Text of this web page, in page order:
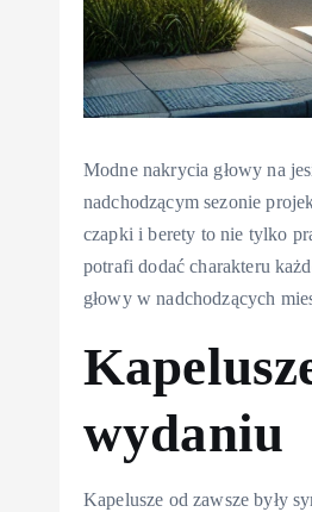
Modne nakrycia głowy na
nadchodzącym sezonie
czapki i berety to nie tylko
potrafi dodać charakteru
głowy w nadchodzących
wydaniu
Kapelusze od zawsze były